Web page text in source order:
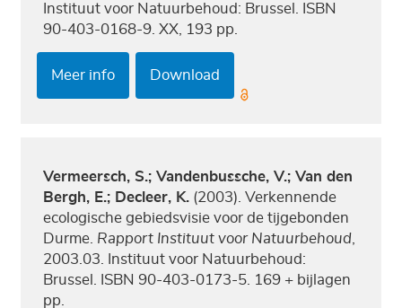
Instituut voor Natuurbehoud: Brussel. ISBN
90-403-0168-9. XX, 193 pp.
Meer info Download
Vermeersch, S.; Vandenbussche, V.; Van den
Bergh, E.; Decleer, K. (2003). Verkennende
ecologische gebiedsvisie voor de tijgebonden
Durme. Rapport Instituut voor Natuurbehoud
2003.03. Instituut voor Natuurbehoud:
Brussel. ISBN 90-403-0173-5. 169 + bijlagen
pp.